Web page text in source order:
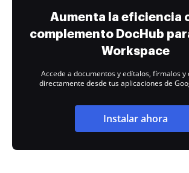
Aumenta la eficiencia
complemento DocHub
Workspace
Accede a documentos y edítalos, fírmalos
directamente desde tus aplicaciones de
Instalar ahora